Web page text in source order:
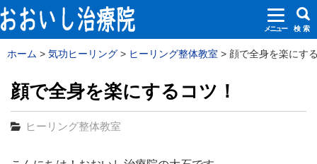
メニュー 検 索
ホーム 気功ヒーリング ヒーリング整体教室 顔で全身を楽にす
顔で全身を楽にするコツ！
ヒーリング整体教室